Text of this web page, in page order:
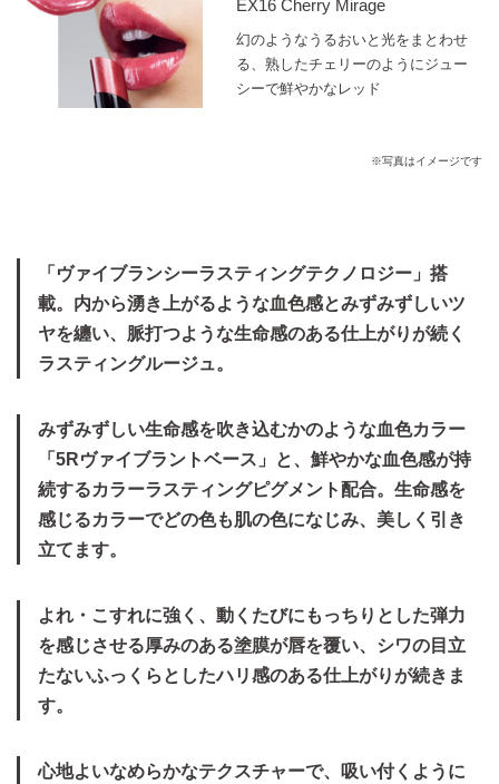
EX16 Cherry Mirage
幻のようなうるおいと光をまとわせ
る、熟したチェリーのようにジュー
シーで鮮やかなレッド
※写真はイメージです
「ヴァイブランシーラスティングテクノロジー」搭
載。内から湧き上がるような血色感とみずみずしいツ
ヤを纏い、脈打つような生命感のある仕上がりが続く
ラスティングルージュ。
みずみずしい生命感を吹き込むかのような血色カラー
「5Rヴァイブラントベース」と、鮮やかな血色感が持
続するカラーラスティングピグメント配合。生命感を
感じるカラーでどの色も肌の色になじみ、美しく引き
立てます。
よれ・こすれに強く、動くたびにもっちりとした弾力
を感じさせる厚みのある塗膜が唇を覆い、シワの目立
たないふっくらとしたハリ感のある仕上がりが続きま
す。
心地よいなめらかなテクスチャーで、吸い付くように